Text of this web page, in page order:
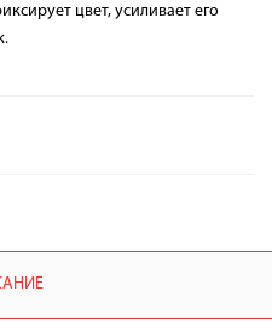
цвет, усиливает его